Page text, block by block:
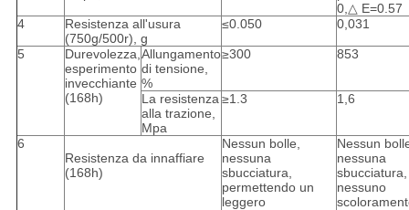
0,△ E=0.57
4
Resistenza all'usura
(750g/500r), g
≤0.050 0,031
5
Durevolezza,
esperimento
invecchiante
(168h)
Allungamento
di tensione,
%
≥300 853
La resistenza
alla trazione,
Mpa
≥1.3 1,6
6
Resistenza da innaffiare
(168h)
Nessun bolle,
nessuna
sbucciatura,
permettendo un
leggero
Nessun
nessuna
sbucciatura,
nessuno